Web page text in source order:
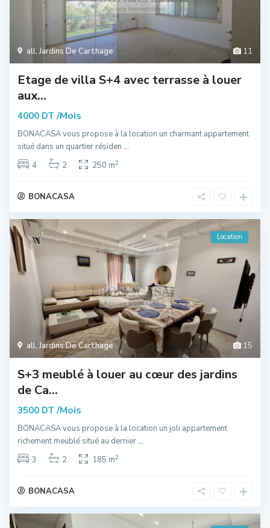
11
all,Jardins De Carthage
Etage de villa S+4 avec terrasse à louer
aux...
4000 DT /Mois
BONACASA vous propose à la location un charmant appartement
situé dans un quartier résiden ...
4
2 250 m2
BONACASA
15
all,Jardins De Carthage
Location
S+3 meublé à louer au cœur des jardins
de Ca...
3500 DT /Mois
BONACASA vous propose à la location un joli appartement
richement meublé situé au dernier...
3
2 185 m2
BONACASA